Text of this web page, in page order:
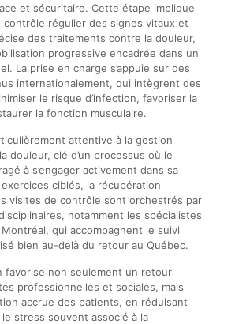
et sécuritaire. Cette étape implique
contrôle régulier des signes vitaux et
des traitements contre la douleur,
progressive encadrée dans un
La prise en charge s’appuie sur des
internationalement, qui intègrent des
le risque d’infection, favoriser la
la fonction musculaire.
attentive à la gestion
douleur, clé d’un processus où le
à s’engager activement dans sa
ciblés, la récupération
visites de contrôle sont orchestrés par
notamment les spécialistes
qui accompagnent le suivi
bien au-delà du retour au Québec.
favorise non seulement un retour
professionnelles et sociales, mais
accrue des patients, en réduisant
stress souvent associé à la